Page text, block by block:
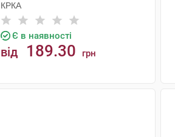
КРКА
Є в наявності
від 189.30 грн